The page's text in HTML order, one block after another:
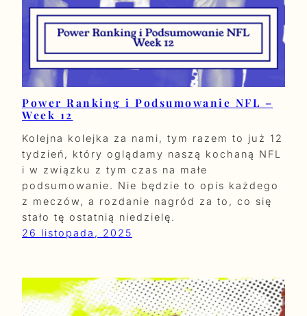
Power Ranking i Podsumowanie NFL –
Week 12
Kolejna kolejka za nami, tym razem to już 12
tydzień, który oglądamy naszą kochaną NFL
i w związku z tym czas na małe
podsumowanie. Nie będzie to opis każdego
z meczów, a rozdanie nagród za to, co się
stało tę ostatnią niedzielę.
26 listopada, 2025